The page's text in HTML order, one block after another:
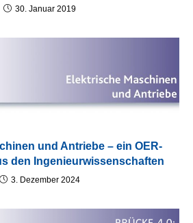
30. Januar 2019
und Antriebe – ein OER-
den Ingenieurwissenschaften
3. Dezember 2024